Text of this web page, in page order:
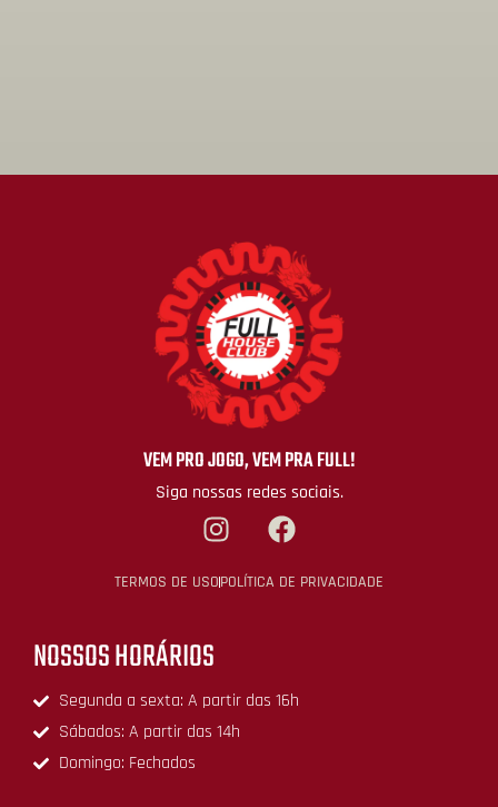
VEM PRO JOGO, VEM PRA FULL!
Siga nossas redes sociais.
TERMOS DE USOPOLÍTICA DE PRIVACIDADE
NOSSOS HORÁRIOS
Segunda a sexta: A partir das 16h
Sábados: A partir das 14h
Domingo: Fechados